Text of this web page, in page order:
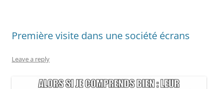
Première visite dans une société écrans
Leave a reply